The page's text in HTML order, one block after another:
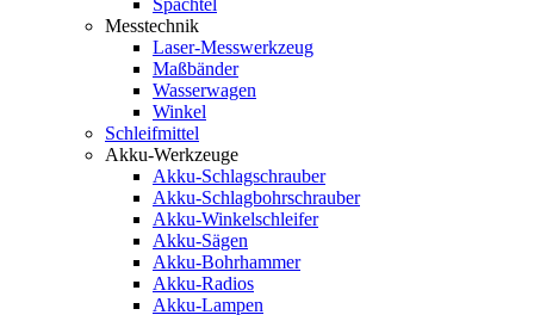
Spachtel
Messtechnik
Laser-Messwerkzeug
Maßbänder
Wasserwagen
Winkel
Schleifmittel
Akku-Werkzeuge
Akku-Schlagschrauber
Akku-Schlagbohrschrauber
Akku-Winkelschleifer
Akku-Sägen
Akku-Bohrhammer
Akku-Radios
Akku-Lampen